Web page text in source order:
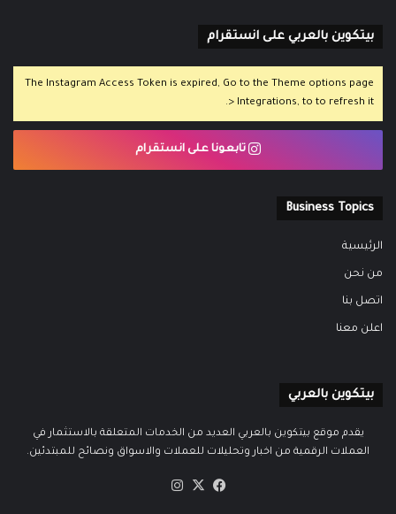
بيتكوين بالعربي على انستقرام
The Instagram Access Token is expired, Go to the Theme options page
> Integrations, to to refresh it.
تابعونا على انستقرام
Business Topics
الرئيسية
من نحن
اتصل بنا
اعلن معنا
بيتكوين بالعربي
يقدم موقع بيتكوين بالعربي العديد من الخدمات المتعلقة بالاستثمار في
العملات الرقمية من اخبار وتحليلات للعملات والاسواق ونصائح للمبتدئين.
فيسبوك
‫X